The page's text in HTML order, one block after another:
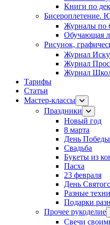
Книги по
Бисероплетение.
Журналы по
Обучающая
Рисунок,
Журнал
Журнал
Журнал
Тарифы
Статьи
Мастер-классы
Праздники
Новый год
8 марта
День Победы
Свадьба
Букеты из
Пасха
23 февраля
День
Разные
Подарки
Прочее рукоделие
Свечи